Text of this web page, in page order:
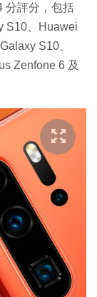
分評分，包括
S10、Huawei
S10、
Zenfone 6 及